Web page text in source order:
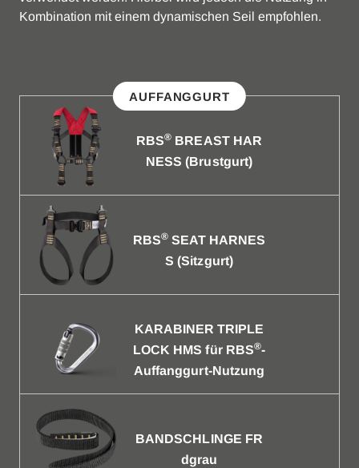
Kombination mit einem dynamischen Seil empfohlen.
AUFFANGGURT
RBS® BREAST HAR
NESS (Brustgurt)
RBS®SEAT HARNES
S (Sitzgurt)
KARABINER TRIPLE
LOCK HMS für RBS®-
Auffanggurt-Nutzung
BANDSCHLINGE FR
dgrau